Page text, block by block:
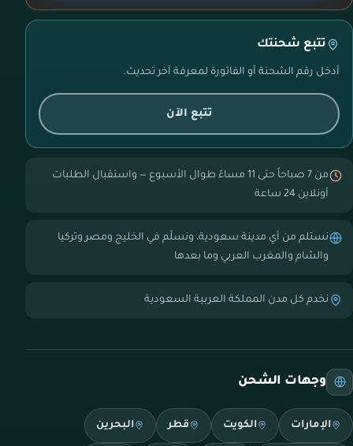
تتبع شحنتك
أدخل رقم الشحنة أو الفاتورة لمعرفة آخر تحديث.
تتبع الآن
من 7 صباحاً حتى 11 مساءً طوال الأسبوع — واستقبال الطلبات
أونلاين 24 ساعة
نستلم من أي مدينة سعودية، ونسلّم في الخليج ومصر وتركيا
والشام والمغرب العربي وما بعدها
نخدم كل مدن المملكة العربية السعودية
وجهات الشحن
الإمارات الكويت قطر البحرين